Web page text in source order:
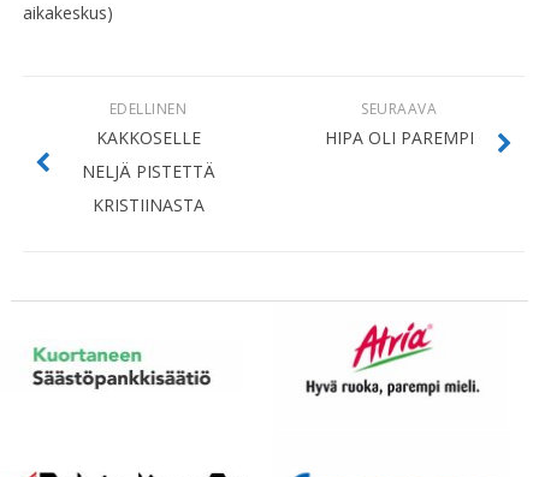
aikakeskus)
SEURAAVA
HIPA OLI PAREMPI
EDELLINEN
KAKKOSELLE
NELJÄ PISTETTÄ
KRISTIINASTA